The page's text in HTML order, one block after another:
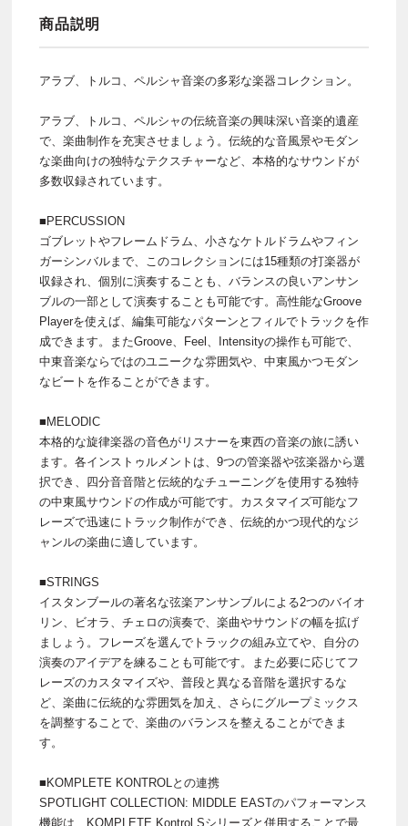
商品説明
アラブ、トルコ、ペルシャ音楽の多彩な楽器コレクション。
アラブ、トルコ、ペルシャの伝統音楽の興味深い音楽的遺産
で、楽曲制作を充実させましょう。伝統的な音風景やモダン
な楽曲向けの独特なテクスチャーなど、本格的なサウンドが
多数収録されています。
■PERCUSSION
ゴブレットやフレームドラム、小さなケトルドラムやフィン
ガーシンバルまで、このコレクションには15種類の打楽器が
収録され、個別に演奏することも、バランスの良いアンサン
ブルの一部として演奏することも可能です。高性能なGroove
Playerを使えば、編集可能なパターンとフィルでトラックを作
成できます。またGroove、Feel、Intensityの操作も可能で、
中東音楽ならではのユニークな雰囲気や、中東風かつモダン
なビートを作ることができます。
■MELODIC
本格的な旋律楽器の音色がリスナーを東西の音楽の旅に誘い
ます。各インストゥルメントは、9つの管楽器や弦楽器から選
択でき、四分音音階と伝統的なチューニングを使用する独特
の中東風サウンドの作成が可能です。カスタマイズ可能なフ
レーズで迅速にトラック制作ができ、伝統的かつ現代的なジ
ャンルの楽曲に適しています。
■STRINGS
イスタンブールの著名な弦楽アンサンブルによる2つのバイオ
リン、ビオラ、チェロの演奏で、楽曲やサウンドの幅を拡げ
ましょう。フレーズを選んでトラックの組み立てや、自分の
演奏のアイデアを練ることも可能です。また必要に応じてフ
レーズのカスタマイズや、普段と異なる音階を選択するな
ど、楽曲に伝統的な雰囲気を加え、さらにグループミックス
を調整することで、楽曲のバランスを整えることができま
す。
■KOMPLETE KONTROLとの連携
SPOTLIGHT COLLECTION: MIDDLE EASTのパフォーマンス
機能は、KOMPLETE Kontrol Sシリーズと併用することで最